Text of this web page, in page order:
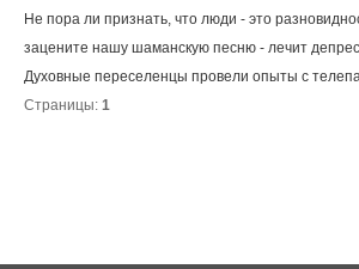
Не пора ли признать, что люди - это
зацените нашу шаманскую песню - лечит
Духовные переселенцы провели опыты с
Страницы: 1